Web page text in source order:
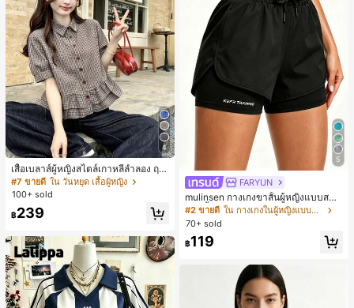
4
เสื้อเบลาส์ผู้หญิงสไตล์เกาหลีลำลอง ฤดู
ใบไม้ผลิ/ฤดูร้อนใหม่ ชายระบาย ชิคแล
ะหรูหรา
#7 ขายดี ใน วันหยุด เสื้อผู้หญิง
100+ sold
฿239
5
FARYUN
mulinsen กางเกงขาสั้นผู้หญิงแบบสบา
ยๆ สีพื้น หลวม อเนกประสงค์ กางเกงขา
สั้นกีฬา 2-In-1 สำหรับวิ่ง ฟิตเนส และก
ารฝึกซ้อมกีฬาในฤดูร้อน
#2 ขายดี
ใน กางเกงในผู้หญิงแบบแอคทีฟ
70+ sold
฿119